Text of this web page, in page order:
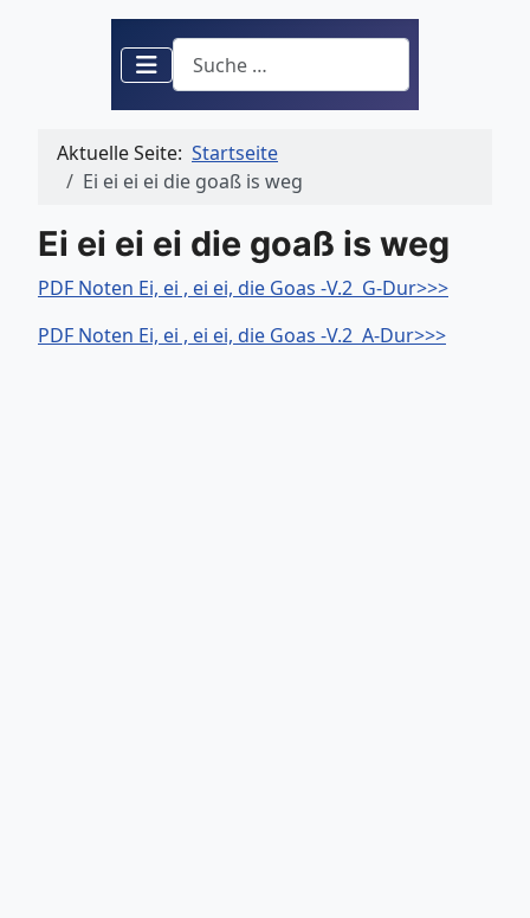
Suchen
Aktuelle Seite: Startseite
Ei ei ei ei die goaß is weg
Ei ei ei ei die goaß is weg
PDF Noten Ei, ei , ei ei, die Goas -V.2 G-Dur>>>
PDF Noten Ei, ei , ei ei, die Goas -V.2 A-Dur>>>